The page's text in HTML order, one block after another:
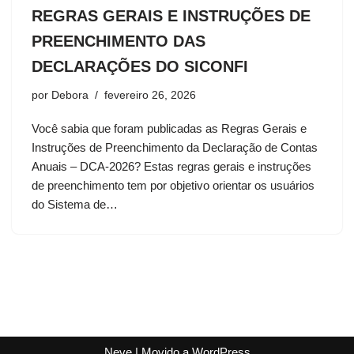
REGRAS GERAIS E INSTRUÇÕES DE
PREENCHIMENTO DAS
DECLARAÇÕES DO SICONFI
por Debora fevereiro 26, 2026
Você sabia que foram publicadas as Regras Gerais e
Instruções de Preenchimento da Declaração de Contas
Anuais – DCA-2026? Estas regras gerais e instruções
de preenchimento tem por objetivo orientar os usuários
do Sistema de…